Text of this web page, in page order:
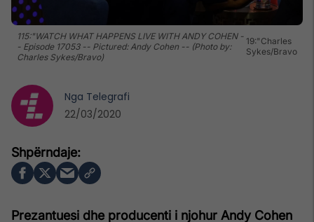
115:"WATCH WHAT HAPPENS LIVE WITH ANDY COHEN -
- Episode 17053 -- Pictured: Andy Cohen -- (Photo by:
Charles Sykes/Bravo)
19:"Charles
Sykes/Bravo
Prezantuesi dhe producenti i njohur Andy Cohen
Nga Telegrafi
22/03/2020